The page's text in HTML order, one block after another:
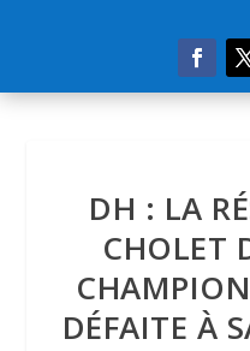
DH : LA
CHOLET
DÉFAITE À